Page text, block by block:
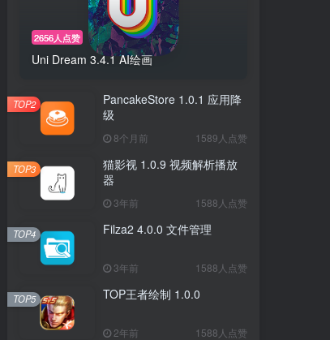
2656人点赞
Uni Dream 3.4.1 AI绘画
PancakeStore 1.0.1 应用降
级
8个月前 1589人点赞
TOP2
猫影视 1.0.9 视频解析播放
器
3年前 1588人点赞
TOP3
Filza2 4.0.0 文件管理
3年前 1588人点赞
TOP4
TOP王者绘制 1.0.0
2年前 1588人点赞
TOP5